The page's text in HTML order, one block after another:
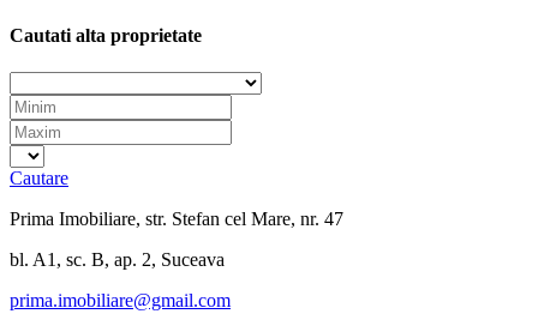
Cautati alta proprietate
Cautare
Prima Imobiliare, str. Stefan cel Mare, nr. 47
bl. A1, sc. B, ap. 2, Suceava
prima.imobiliare@gmail.com